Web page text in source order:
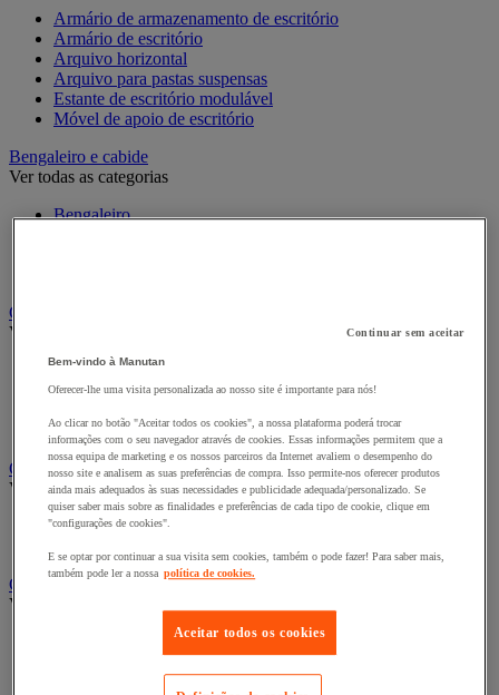
Armário de armazenamento de escritório
Armário de escritório
Arquivo horizontal
Arquivo para pastas suspensas
Estante de escritório modulável
Móvel de apoio de escritório
Bengaleiro e cabide
Ver todas as categorias
Bengaleiro
Cadeiras, poltronas e cadeirões
Ver todas as categorias
Acessórios para cadeiras de escritório
Cadeira de braços executivo
Cadeiras para salas de receção e reuniões
Candeeiro
Ver todas as categorias
Candeeiro de escritório
Classificação e arquivo
Ver todas as categorias
Acessórios de arquivo para o escritório
Caixa de arquivo
Continuar sem aceitar
Bem-vindo à Manutan
Oferecer-lhe uma visita personalizada ao nosso site é importante para nós!
Ao clicar no botão "Aceitar todos os cookies", a nossa plataforma poderá trocar
informações com o seu navegador através de cookies. Essas informações permitem que a
nossa equipa de marketing e os nossos parceiros da Internet avaliem o desempenho do
nosso site e analisem as suas preferências de compra. Isso permite-nos oferecer produtos
ainda mais adequados às suas necessidades e publicidade adequada/personalizado. Se
quiser saber mais sobre as finalidades e preferências de cada tipo de cookie, clique em
"configurações de cookies".
E se optar por continuar a sua visita sem cookies, também o pode fazer! Para saber mais,
também pode ler a nossa política de cookies.
Aceitar todos os cookies